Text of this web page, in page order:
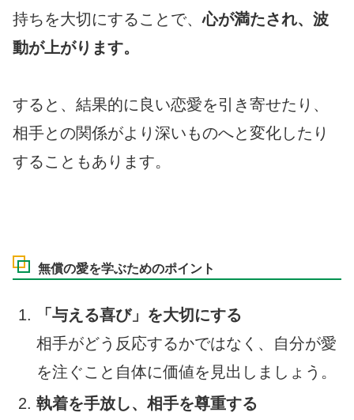
持ちを大切にすることで、心が満たされ、波
動が上がります。
すると、結果的に良い恋愛を引き寄せたり、
相手との関係がより深いものへと変化したり
することもあります。
無償の愛を学ぶためのポイント
「与える喜び」を大切にする
相手がどう反応するかではなく、自分が愛
を注ぐこと自体に価値を見出しましょう。
執着を手放し、相手を尊重する